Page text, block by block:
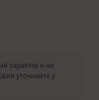
характер и не
уточняйте у